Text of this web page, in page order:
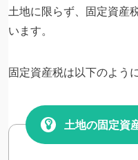
土地に限らず、固定資産
います。
固定資産税は以下のよう
土地の固定資